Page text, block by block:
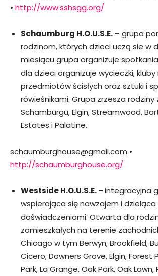
• http://www.sshsgg.org/
Schaumburg H.O.U.S.E. – grupa
rodzinom, których dzieci uczą sie w
miesiącu grupa organizuje
dla dzieci organizuje wycieczki, kluby
przedmiotów ścisłych oraz sztuki i
rówieśnikami. Grupa zrzesza rodziny
Schamburgu, Elgin, Streamwood,
Estates i Palatine.
schaumburghouse@gmail.com •
http://schaumburghouse.org/
Westside H.O.U.S.E. –integracyjna
wspierająca się nawzajem i dzieląca
doświadczeniami. Otwarta dla
zamieszkałych na terenie
Chicago w tym Berwyn, Brookfield,
Cicero, Downers Grove, Elgin, Forest
Park, La Grange, Oak Park, Oak Lawn,